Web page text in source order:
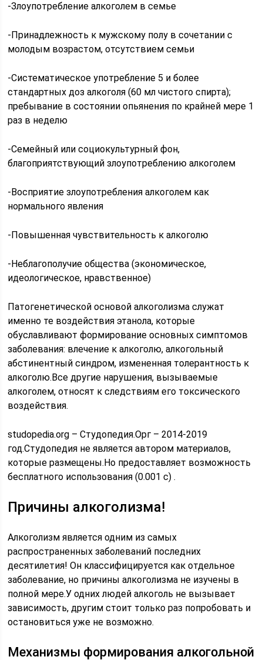
-Злоупотребление алкоголем в семье
-Принадлежность к мужскому полу в сочетании с
молодым возрастом, отсутствием семьи
-Систематическое употребление 5 и более
стандартных доз алкоголя (60 мл чистого спирта);
пребывание в состоянии опьянения по крайней мере 1
раз в неделю
-Семейный или социокультурный фон,
благоприятствующий злоупотреблению алкоголем
-Восприятие злоупотребления алкоголем как
нормального явления
-Повышенная чувствительность к алкоголю
-Неблагополучие общества (экономическое,
идеологическое, нравственное)
Патогенетической основой алкоголизма служат
именно те воздействия этанола, которые
обуславливают формирование основных симптомов
заболевания: влечение к алкоголю, алкогольный
абстинентный синдром, измененная толерантность к
алкоголю.Все другие нарушения, вызываемые
алкоголем, относят к следствиям его токсического
воздействия.
studopedia.org – Студопедия.Орг – 2014-2019
год.Студопедия не является автором материалов,
которые размещены.Но предоставляет возможность
бесплатного использования (0.001 с) .
Причины алкоголизма!
Алкоголизм является одним из самых
распространенных заболеваний последних
десятилетия! Он классифицируется как отдельное
заболевание, но причины алкоголизма не изучены в
полной мере.У одних людей алкоголь не вызывает
зависимость, другим стоит только раз попробовать и
остановиться уже не возможно.
Механизмы формирования алкогольной